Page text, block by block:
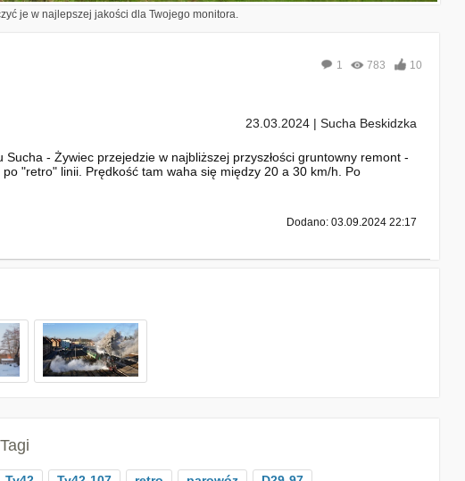
je w najlepszej jakości dla Twojego monitora.
1 783 10
23.03.2024 | Sucha Beskidzka
- Żywiec przejedzie w najbliższej przyszłości gruntowny remont -
"retro" linii. Prędkość tam waha się między 20 a 30 km/h. Po
Dodano: 03.09.2024 22:17
Tagi